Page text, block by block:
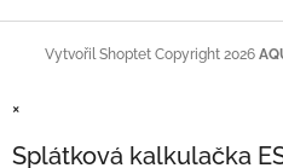
Vytvořil Shoptet Copyright 2026
×
Splátková kalkulačka